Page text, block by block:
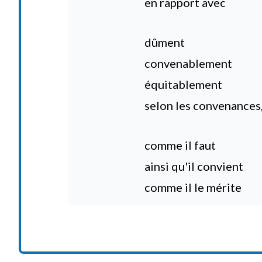
dûment
convenablement
équitablement
selon les
comme il faut
ainsi qu'il convient
comme il le mérite